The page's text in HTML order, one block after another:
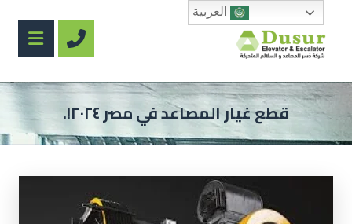
قطع غيار المصاعد في مصر ٢٠٢٤!.
العربية